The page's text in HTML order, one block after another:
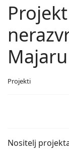
Majaru
Projekti
Nositelj